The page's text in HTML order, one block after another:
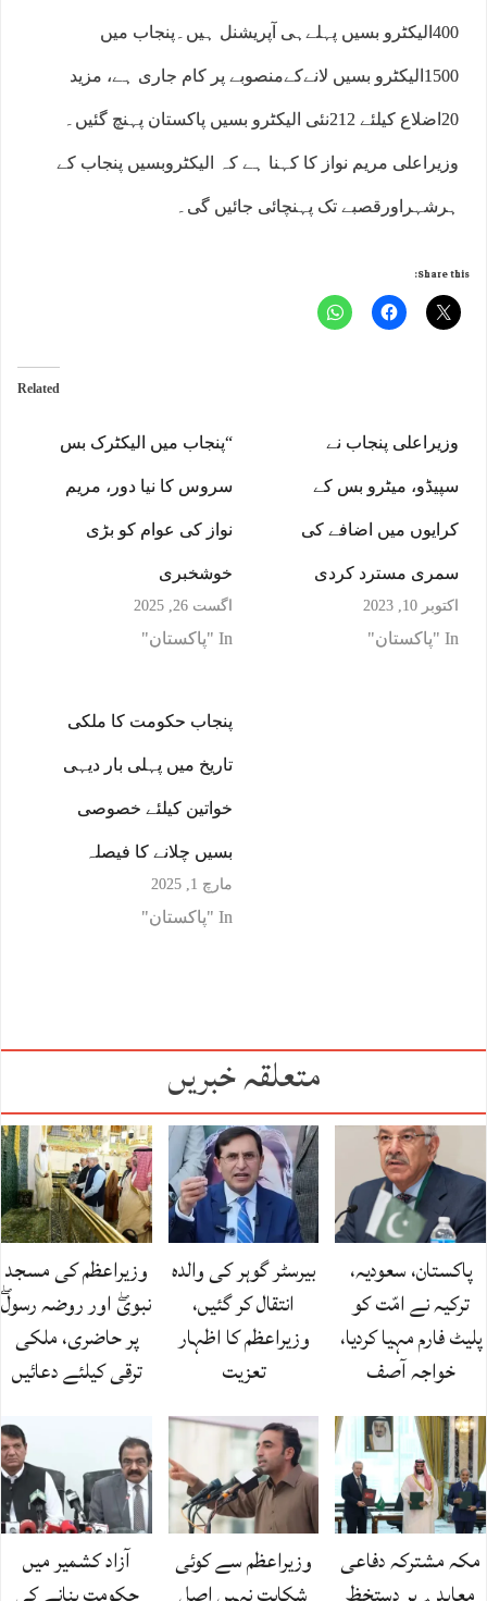
400الیکٹرو بسیں پہلےہی آپریشنل ہیں۔پنجاب میں
1500الیکٹرو بسیں لانےکےمنصوبے پر کام جاری ہے، مزید
20اضلاع کیلئے 212نئی الیکٹرو بسیں پاکستان پہنچ گئیں۔
وزیراعلی مریم نواز کا کہنا ہے کہ الیکٹروبسیں پنجاب کے
ہرشہراورقصبے تک پہنچائی جائیں گی۔
Share this:
Related
“پنجاب میں الیکٹرک بس
سروس کا نیا دور، مریم
نواز کی عوام کو بڑی
خوشخبری
اگست 26, 2025
In "پاکستان"
وزیراعلی پنجاب نے
سپیڈو، میٹرو بس کے
کرایوں میں اضافے کی
سمری مسترد کردی
اکتوبر 10, 2023
In "پاکستان"
پنجاب حکومت کا ملکی
تاریخ میں پہلی بار دیہی
خواتین کیلئے خصوصی
بسیں چلانے کا فیصلہ
مارچ 1, 2025
In "پاکستان"
متعلقہ خبریں
پاکستان، سعودیہ،
ترکیہ نے امّت کو
پلیٹ فارم مہیا کردیا،
خواجہ آصف
بیرسٹر گوہر کی والدہ
انتقال کر گئیں،
وزیراعظم کا اظہار
تعزیت
وزیراعظم کی مسجد
نبویۖ اور روضہ رسولۖ
پر حاضری، ملکی
ترقی کیلئے دعائیں
مکہ مشترکہ دفاعی
وزیراعظم سے کوئی
آزاد کشمیر میں